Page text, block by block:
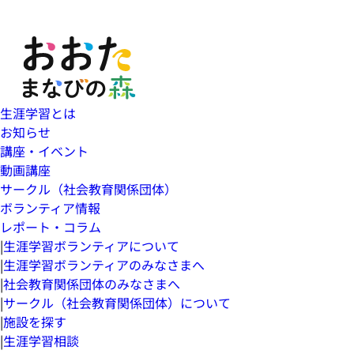
生涯学習とは
お知らせ
講座・イベント
動画講座
サークル（社会教育関係団体）
ボランティア情報
レポート・コラム
|生涯学習ボランティアについて
|生涯学習ボランティアのみなさまへ
|社会教育関係団体のみなさまへ
|サークル（社会教育関係団体）について
|施設を探す
|生涯学習相談